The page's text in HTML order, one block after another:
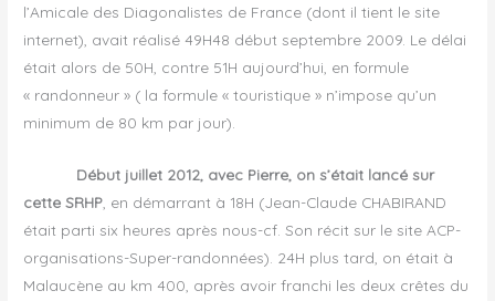
l’Amicale des Diagonalistes de France (dont il tient le site
internet), avait réalisé 49H48 début septembre 2009. Le délai
était alors de 50H, contre 51H aujourd’hui, en formule
« randonneur » ( la formule « touristique » n’impose qu’un
minimum de 80 km par jour).
Début juillet 2012, avec Pierre, on s’était lancé sur
cette SRHP , en démarrant à 18H (Jean-Claude CHABIRAND
était parti six heures après nous-cf. Son récit sur le site ACP-
organisations-Super-randonnées). 24H plus tard, on était à
Malaucène au km 400, après avoir franchi les deux crêtes du